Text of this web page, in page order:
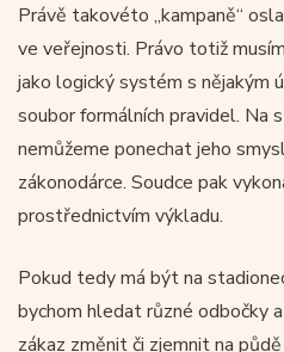
Právě takovéto „kampaně“
ve veřejnosti. Právo totiž
jako logický systém s nějakým
soubor formálních pravidel. Na
nemůžeme ponechat jeho
zákonodárce. Soudce pak
prostřednictvím výkladu.
Pokud tedy má být na
bychom hledat různé odbočky
zákaz změnit či zjemnit na